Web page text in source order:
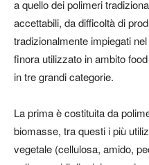
a quello dei polimeri
accettabili, da difficoltà di
tradizionalmente impiegati
finora utilizzato in ambito
intre grandi categorie.
La prima è costituita da
biomasse, tra questi i più
vegetale (cellulosa, amido,